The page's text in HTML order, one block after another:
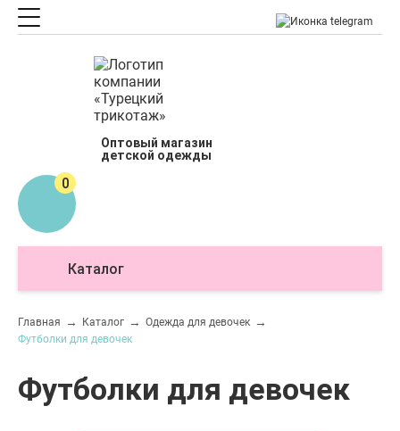
Оптовый магазин
детской одежды
0
Каталог
Главная Каталог
Одежда для девочек
Футболки для девочек
Футболки для девочек